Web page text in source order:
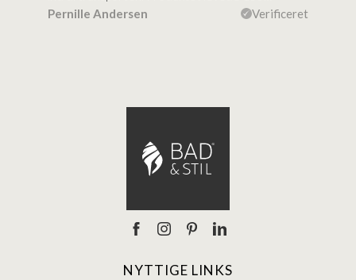
Pernille Andersen
Verificeret
NYTTIGE LINKS